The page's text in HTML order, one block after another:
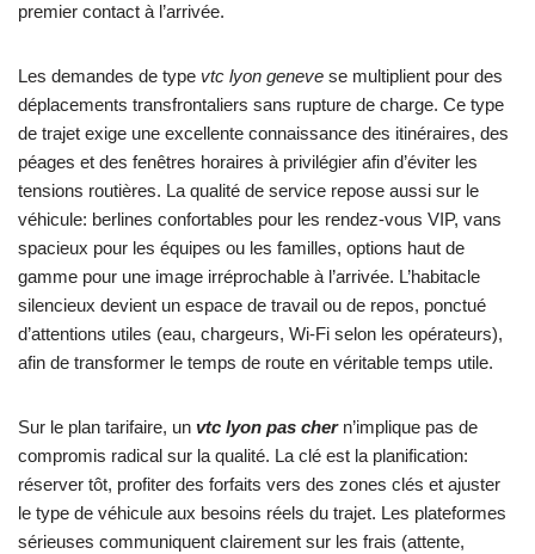
premier contact à l’arrivée.
Les demandes de type vtc lyon geneve se multiplient pour des
déplacements transfrontaliers sans rupture de charge. Ce type
de trajet exige une excellente connaissance des itinéraires, des
péages et des fenêtres horaires à privilégier afin d’éviter les
tensions routières. La qualité de service repose aussi sur le
véhicule: berlines confortables pour les rendez-vous VIP, vans
spacieux pour les équipes ou les familles, options haut de
gamme pour une image irréprochable à l’arrivée. L’habitacle
silencieux devient un espace de travail ou de repos, ponctué
d’attentions utiles (eau, chargeurs, Wi-Fi selon les opérateurs),
afin de transformer le temps de route en véritable temps utile.
Sur le plan tarifaire, un vtc lyon pas chern’implique pas de
compromis radical sur la qualité. La clé est la planification:
réserver tôt, profiter des forfaits vers des zones clés et ajuster
le type de véhicule aux besoins réels du trajet. Les plateformes
sérieuses communiquent clairement sur les frais (attente,